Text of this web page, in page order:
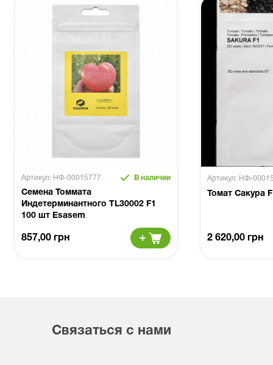
Артикул: НФ-00015777 В наличии
Семена Томмата
Индетерминантного TL30002 F1
100 шт Esasem
857,00 грн
Артикул: НФ-
Томат Сакура
2 620,00 грн
Связаться с нами